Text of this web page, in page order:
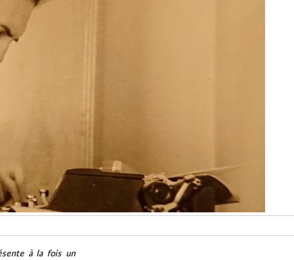
à la fois un